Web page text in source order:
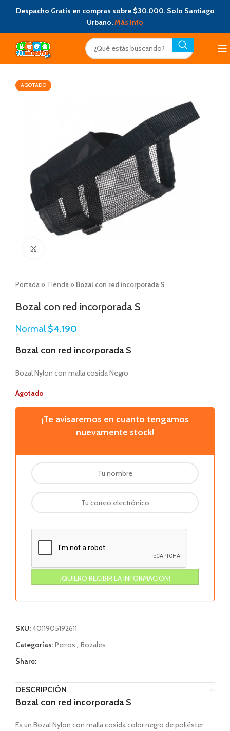
Despacho Gratis en compras sobre $30.000. Solo Santiago
Urbano.Más Info
AGOTADO
Portada » Tienda » Bozal con red incorporada S
Bozal con red incorporada S
Normal $4.190
Bozal con red incorporada S
Bozal Nylon con malla cosida Negro
Agotado
¡Te avisaremos en cuanto tengamos
nuevamente stock!
SKU:4011905192611
Categorías:Perros, Bozales
Share:
DESCRIPCIÓN
Bozal con red incorporada S
Es un Bozal Nylon con malla cosida color negro de poliéster